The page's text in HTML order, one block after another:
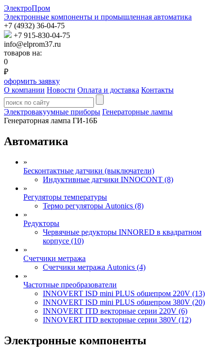
ЭлектроПром
Электронные компоненты и промышленная автоматика
+7 (4932) 36-04-75
+7 915-830-04-75
info@elprom37.ru
товаров на:
0
₽
оформить заявку
О компании Новости Оплата и доставка Контакты
Электровакуумные приборы Генераторные лампы
Генераторная лампа ГИ-16Б
Автоматика
»
Бесконтактные датчики (выключатели)
Индуктивные датчики INNOCONT (8)
»
Регуляторы температуры
Термо регуляторы Autonics (8)
»
Редукторы
Червячные редукторы INNORED в квадратном
корпусе (10)
»
Счетчики метража
Счетчики метража Autonics (4)
»
Частотные преобразователи
INNOVERT ISD mini PLUS общепром 220V (13)
INNOVERT ISD mini PLUS общепром 380V (20)
INNOVERT ITD векторные серии 220V (6)
INNOVERT ITD векторные серии 380V (12)
Электронные компоненты